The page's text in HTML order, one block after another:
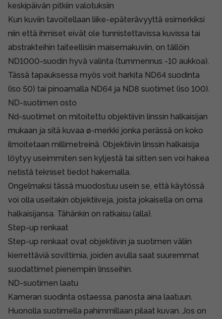
keskipäivän pitkiin valotuksiin
Kun kuviin tavoitellaan liike-epäterävyyttä esimerkiksi
niin että ihmiset eivät ole tunnistettavissa kuvissa tai
abstrakteihin taiteellisiin maisemakuviin, on tällöin
ND1000-suodin hyvä valinta (tummennus -10 aukkoa).
Tässä tapauksessa myös voit harkita ND64 suodinta
(iso 50) tai pinoamalla ND64 ja ND8 suotimet (iso 100).
ND-suotimen osto
Nd-suotimet on mitoitettu objektiivin linssin halkaisijan
mukaan ja sitä kuvaa ø-merkki jonka perässä on koko
ilmoitetaan millimetreinä. Objektiivin linssin halkaisija
löytyy useimmiten sen kyljestä tai sitten sen voi hakea
netistä tekniset tiedot hakemalla.
Ongelmaksi tässä muodostuu usein se, että käytössä
voi olla useitakin objektiiveja, joista jokaisella on oma
halkaisijansa. Tähänkin on ratkaisu (alla).
Step-up renkaat
Step-up renkaat ovat objektiivin ja suotimen väliin
kierrettäviä sovittimia, joiden avulla saat suuremmat
suodattimet pienempiin linsseihin.
ND-suotimen laatu
Kameran suodinta ostaessa, panosta aina laatuun.
Huonolla suotimella pahimmillaan pilaat kuvan. Jos on